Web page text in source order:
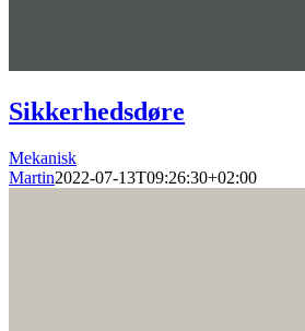
Sikkerhedsdøre
Mekanisk
Martin2022-07-13T09:26:30+02:00